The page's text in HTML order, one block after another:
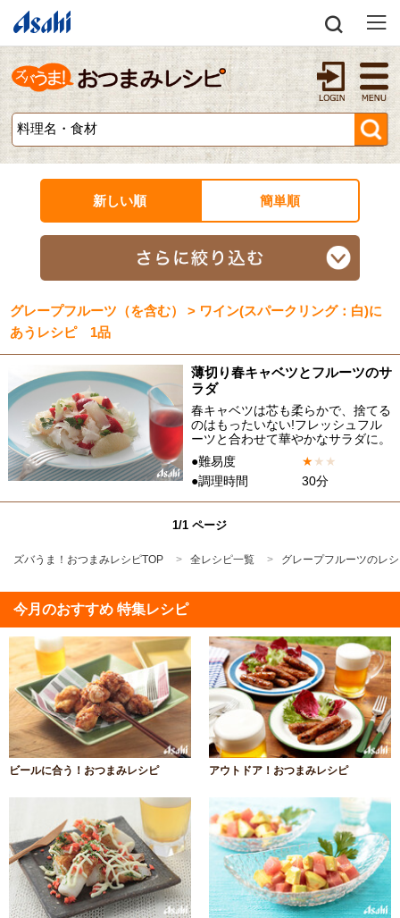
新しい順 簡単順
グレープフルーツ（を含む） > ワイン(スパークリング：白)に
あうレシピ 1品
薄切り春キャベツとフルーツのサ
ラダ
春キャベツは芯も柔らかで、捨てる
のはもったいない!フレッシュフル
ーツと合わせて華やかなサラダに。
●難易度
★★ ★
●調理時間
30分
1/1 ページ
ズバうま！おつまみレシピTOP 全レシピ一覧 グレープフルーツのレ
今月のおすすめ 特集レシピ
ビールに合う！おつまみレシピ アウトドア！おつまみレシピ